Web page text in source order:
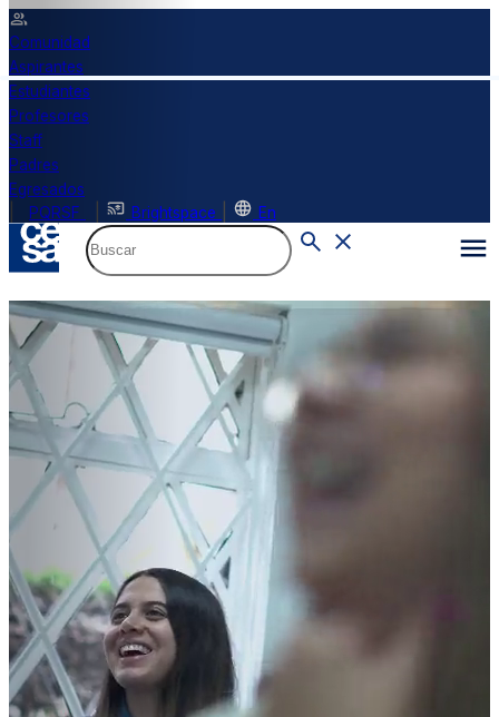
Comunidad
Aspirantes
Estudiantes
Profesores
Staff
Padres
Egresados
PQRSF Brightspace En